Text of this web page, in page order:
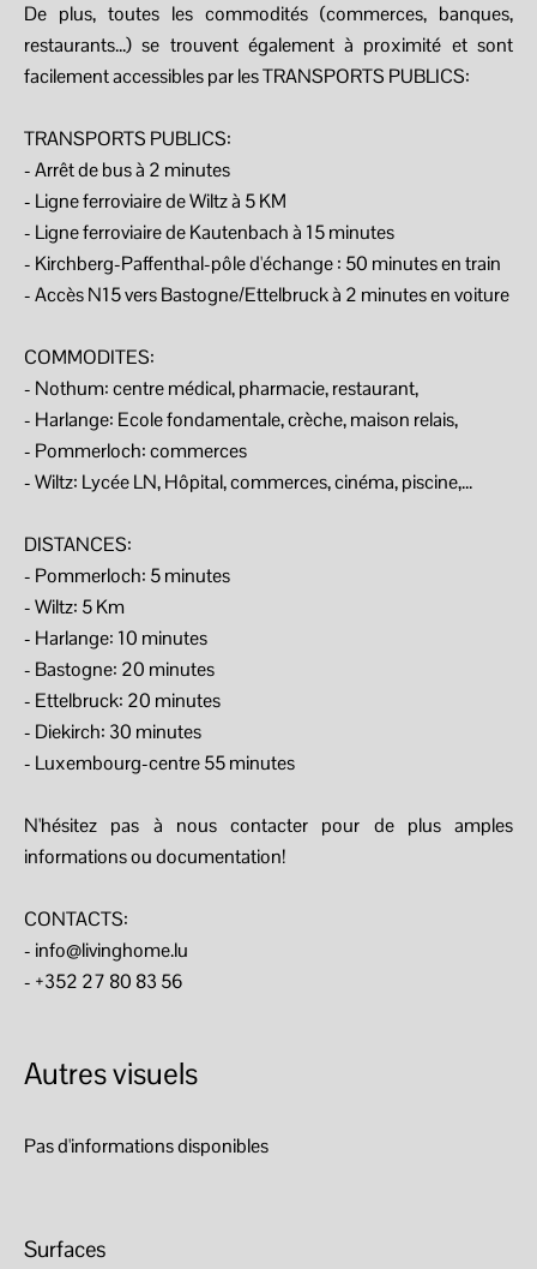
De plus, toutes les commodités (commerces, banques,
restaurants...) se trouvent également à proximité et sont
facilement accessibles par les TRANSPORTS PUBLICS:
TRANSPORTS PUBLICS:
- Arrêt de bus à 2 minutes
- Ligne ferroviaire de Wiltz à 5 KM
- Ligne ferroviaire de Kautenbach à 15 minutes
- Kirchberg-Paffenthal-pôle d'échange : 50 minutes en train
- Accès N15 vers Bastogne/Ettelbruck à 2 minutes en voiture
COMMODITES:
- Nothum: centre médical, pharmacie, restaurant,
- Harlange: Ecole fondamentale, crèche, maison relais,
- Pommerloch: commerces
- Wiltz: Lycée LN, Hôpital, commerces, cinéma, piscine,...
DISTANCES:
- Pommerloch: 5 minutes
- Wiltz: 5 Km
- Harlange: 10 minutes
- Bastogne: 20 minutes
- Ettelbruck: 20 minutes
- Diekirch: 30 minutes
- Luxembourg-centre 55 minutes
N'hésitez pas à nous contacter pour de plus amples
informations ou documentation!
CONTACTS:
- info@livinghome.lu
- +352 27 80 83 56
Autres visuels
Pas d'informations disponibles
Surfaces